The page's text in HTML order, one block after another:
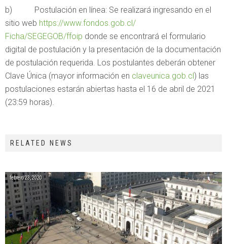
b) Postulación en línea: Se realizará ingresando en el
sitio web https://www.fondos.gob.cl/
Ficha/SEGEGOB/ffoip donde se encontrará el formulario
digital de postulación y la presentación de la documentación
de postulación requerida. Los postulantes deberán obtener
Clave Única (mayor información en claveunica.gob.cl) las
postulaciones estarán abiertas hasta el 16 de abril de 2021
(23:59 horas).
RELATED NEWS
febrero 23, 2020